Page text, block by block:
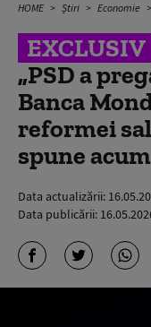
HOME Știri Economie
EXCLUSIV
„PSD a
Banca
reformei
spune
Data actualizării:
Data publicării: